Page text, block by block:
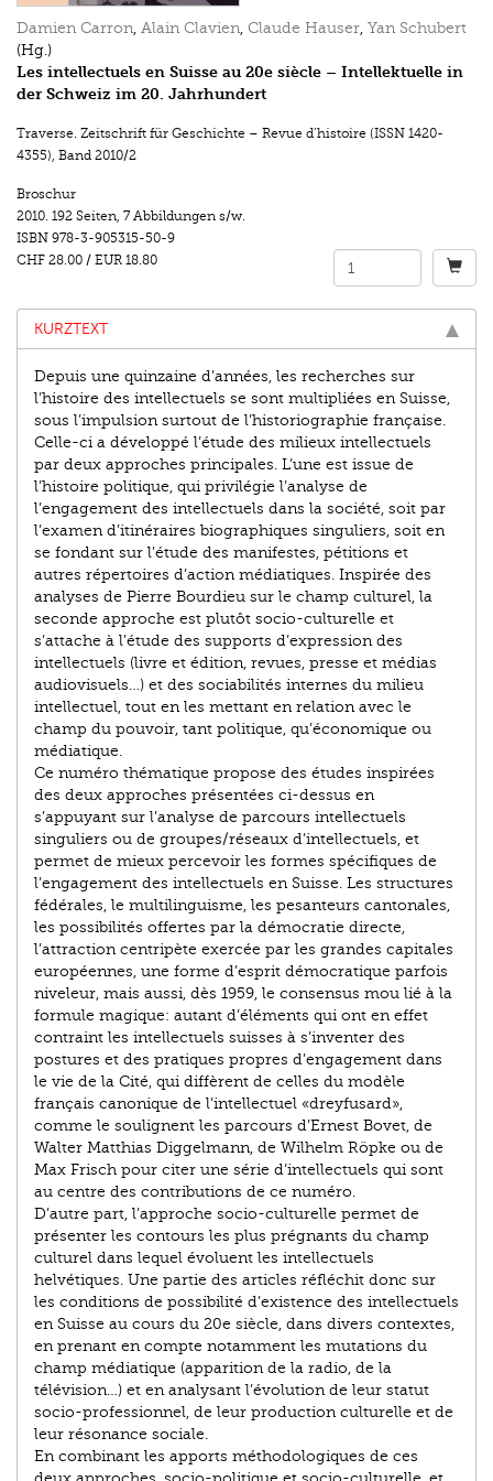
Damien Carron, Alain Clavien, Claude Hauser, Yan Schubert
(Hg.)
Les intellectuels en Suisse au 20e siècle – Intellektuelle in
der Schweiz im 20. Jahrhundert
Traverse. Zeitschrift für Geschichte – Revue d’histoire (ISSN 1420-
4355), Band 2010/2
Broschur
2010. 192 Seiten, 7 Abbildungen s/w.
ISBN 978-3-905315-50-9
CHF 28.00 / EUR 18.80
KURZTEXT
Depuis une quinzaine d’années, les recherches sur
l’histoire des intellectuels se sont multipliées en Suisse,
sous l’impulsion surtout de l’historiographie française.
Celle-ci a développé l’étude des milieux intellectuels
par deux approches principales. L’une est issue de
l’histoire politique, qui privilégie l’analyse de
l’engagement des intellectuels dans la société, soit par
l’examen d’itinéraires bio­graphiques singuliers, soit en
se fondant sur l’étude des manifestes, pétitions et
autres répertoires d’action médiatiques. Inspirée des
analyses de Pierre Bourdieu sur le champ culturel, la
seconde approche est plutôt socio-culturelle et
s’attache à l’étude des supports d’expression des
intellectuels (livre et édition, revues, presse et médias
audiovisuels…) et des sociabilités internes du milieu
intellectuel, tout en les mettant en relation avec le
champ du pouvoir, tant politique, qu’économique ou
médiatique.
Ce numéro thématique propose des études inspirées
des deux approches présentées ci-dessus en
s’appuyant sur l’analyse de parcours intellectuels
singuliers ou de groupes/réseaux d’intellectuels, et
permet de mieux percevoir les formes spécifiques de
l’engagement des intellectuels en Suisse. Les structures
fédérales, le multilinguisme, les pesanteurs cantonales,
les possibilités offertes par la démocratie directe,
l’attraction centripète exercée par les grandes capitales
européennes, une forme d’esprit démocratique parfois
niveleur, mais aussi, dès 1959, le consensus mou lié à la
formule magique: autant d’éléments qui ont en effet
contraint les intellectuels suisses à s’inventer des
postures et des pratiques propres d’engagement dans
le vie de la Cité, qui diffèrent de celles du modèle
français canonique de l’intellectuel «dreyfusard»,
comme le soulignent les parcours d’Ernest Bovet, de
Walter Matthias Diggelmann, de Wilhelm Röpke ou de
Max Frisch pour citer une série d’intellectuels qui sont
au centre des contributions de ce numéro.
D’autre part, l’approche socio-culturelle permet de
présenter les contours les plus prégnants du champ
culturel dans lequel évoluent les intellectuels
helvétiques. Une partie des articles réfléchit donc sur
les conditions de possibilité d’existence des intellectuels
en Suisse au cours du 20e siècle, dans divers contextes,
en prenant en compte notamment les mutations du
champ médiatique (apparition de la radio, de la
télévision…) et en analysant l’évolution de leur statut
socio-professionnel, de leur production culturelle et de
leur résonance sociale.
En combinant les apports méthodologiques de ces